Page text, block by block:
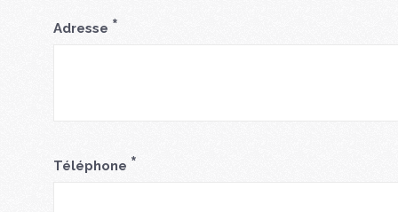
Adresse *
Téléphone *